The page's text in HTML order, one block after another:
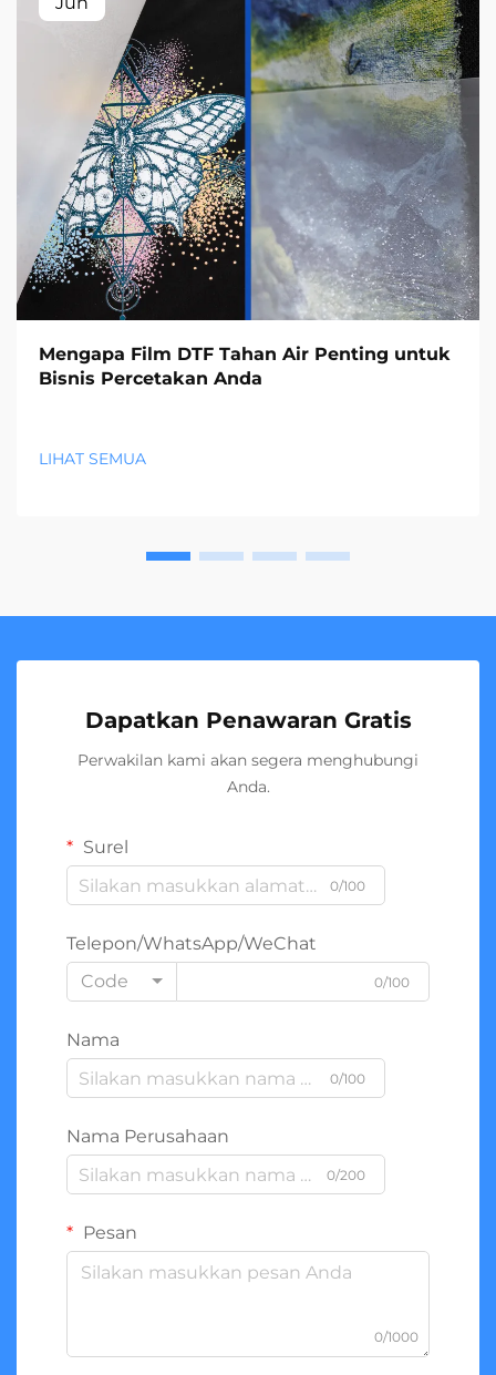
Mengapa Film DTF Tahan Air Penting untuk
Bisnis Percetakan Anda
LIHAT SEMUA
Dapatkan Penawaran Gratis
Perwakilan kami akan segera menghubungi
Anda.
Surel
0/100
Telepon/WhatsApp/WeChat
Code
0/100
Nama
0/100
Nama Perusahaan
0/200
Pesan
0/1000